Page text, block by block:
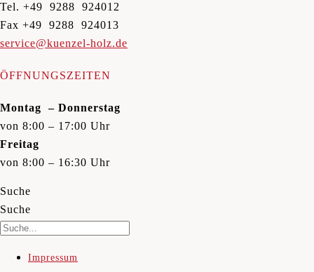
Tel. +49 9288 924012
Fax +49 9288 924013
service@kuenzel-holz.de
ÖFFNUNGSZEITEN
Montag – Donnerstag
von 8:00 – 17:00 Uhr
Freitag
von 8:00 – 16:30 Uhr
Suche
Suche
Impressum